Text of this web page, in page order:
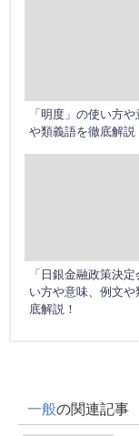
「明度」の使い方
や類義語を徹底解説
「日銀金融政策決
い方や意味、例文や
底解説！
一般の関連記事